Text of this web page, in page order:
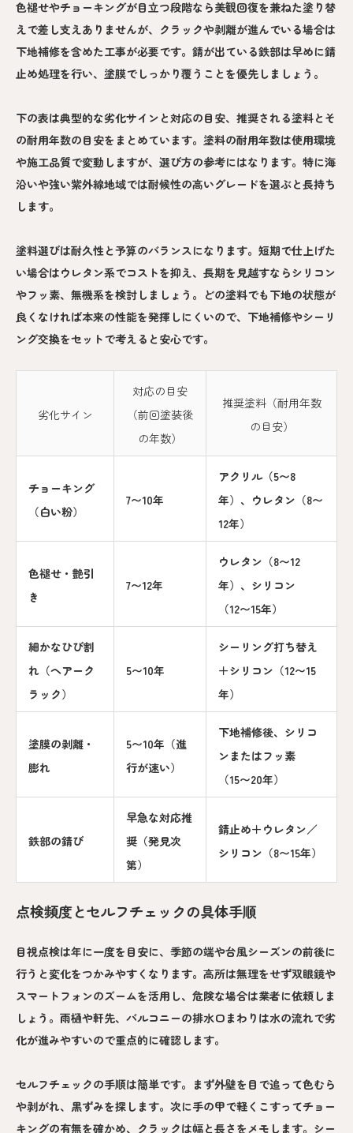
色褪せやチョーキングが目立つ段階なら美観回復を兼ねた塗り替
えで差し支えありませんが、クラックや剥離が進んでいる場合は
下地補修を含めた工事が必要です。錆が出ている鉄部は早めに錆
止め処理を行い、塗膜でしっかり覆うことを優先しましょう。
下の表は典型的な劣化サインと対応の目安、推奨される塗料とそ
の耐用年数の目安をまとめています。塗料の耐用年数は使用環境
や施工品質で変動しますが、選び方の参考にはなります。特に海
沿いや強い紫外線地域では耐候性の高いグレードを選ぶと長持ち
します。
塗料選びは耐久性と予算のバランスになります。短期で仕上げた
い場合はウレタン系でコストを抑え、長期を見越すならシリコン
やフッ素、無機系を検討しましょう。どの塗料でも下地の状態が
良くなければ本来の性能を発揮しにくいので、下地補修やシーリ
ング交換をセットで考えると安心です。
劣化サイン
対応の目安
（前回塗装後
の年数）
推奨塗料（耐用年数
の目安）
チョーキング
（白い粉）
7〜10年
アクリル（5〜8
年）、ウレタン（8〜
12年）
色褪せ・艶引
き
7〜12年
ウレタン（8〜12
年）、シリコン
（12〜15年）
細かなひび割
れ（ヘアーク
ラック）
5〜10年
シーリング打ち替え
＋シリコン（12〜15
年）
塗膜の剥離・
膨れ
5〜10年（進
行が速い）
下地補修後、シリコ
ンまたはフッ素
（15〜20年）
鉄部の錆び
早急な対応推
奨（発見次
第）
錆止め＋ウレタン／
シリコン（8〜15年）
点検頻度とセルフチェックの具体手順
目視点検は年に一度を目安に、季節の端や台風シーズンの前後に
行うと変化をつかみやすくなります。高所は無理をせず双眼鏡や
スマートフォンのズームを活用し、危険な場合は業者に依頼しま
しょう。雨樋や軒先、バルコニーの排水口まわりは水の流れで劣
化が進みやすいので重点的に確認します。
セルフチェックの手順は簡単です。まず外壁を目で追って色むら
や剥がれ、黒ずみを探します。次に手の甲で軽くこすってチョー
キングの有無を確かめ、クラックは幅と長さをメモします。シー